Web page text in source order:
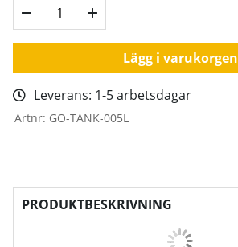
Lägg i varukorgen
Leverans: 1-5 arbetsdagar
Artnr: GO-TANK-005L
PRODUKTBESKRIVNING